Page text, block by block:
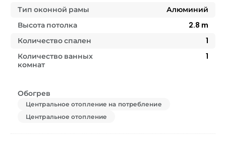
Тип оконной рамы
Алюминий
Высота потолка
2.8 m
Количество спален
1
Количество ванных
комнат
1
Обогрев
Центральное отопление на потребление
Центральное отопление